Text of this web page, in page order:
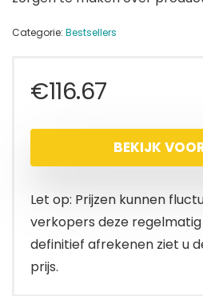
Categorie: Bestsellers
€116.67
BEKIJK
Let op: Prijzen kunnen
verkopers deze regelmatig
definitief afrekenen ziet u
prijs.